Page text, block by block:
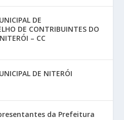
DE
DE CONTRIBUINTES DO
– CC
DE NITERÓI
da Prefeitura